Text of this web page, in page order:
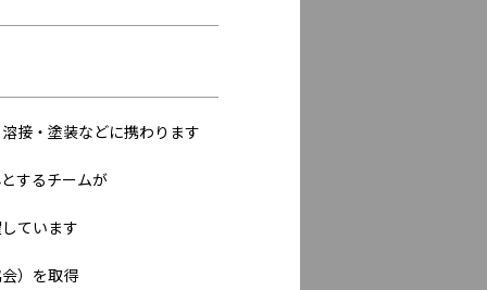
接・塗装などに携わります
するチームが
ています
）を取得